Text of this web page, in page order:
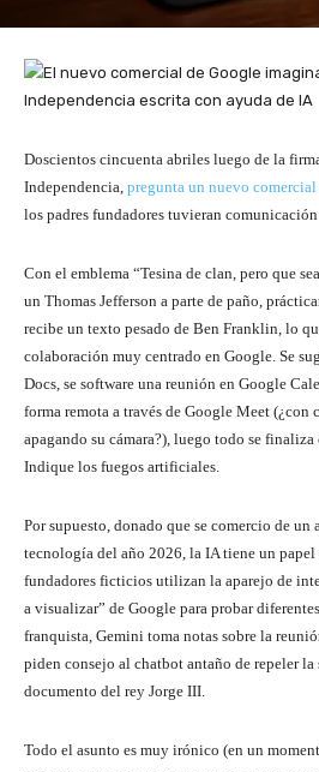
Doscientos cincuenta abriles luego de la
Independencia, pregunta un nuevo
los padres fundadores tuvieran
Con el emblema “Tesina de clan, pero que
un Thomas Jefferson a parte de paño,
recibe un texto pesado de Ben Franklin, lo
colaboración muy centrado en Google. Se
Docs, se software una reunión en Google
forma remota a través de Google Meet (¿con
apagando su cámara?), luego todo se
Indique los fuegos artificiales.
Por supuesto, donado que se comercio de un
tecnología del año 2026, la IA tiene un papel
fundadores ficticios utilizan la aparejo de
a visualizar” de Google para probar
franquista, Gemini toma notas sobre la
piden consejo al chatbot antaño de repeler
documento del rey Jorge III.
Todo el asunto es muy irónico (en un